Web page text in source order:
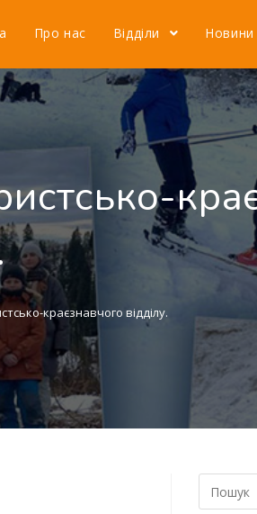
Про нас Відділи Новини
краєзнавчого відділу.